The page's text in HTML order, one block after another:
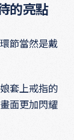
的亮點
節當然是戴
套上戒指的
面更加閃耀